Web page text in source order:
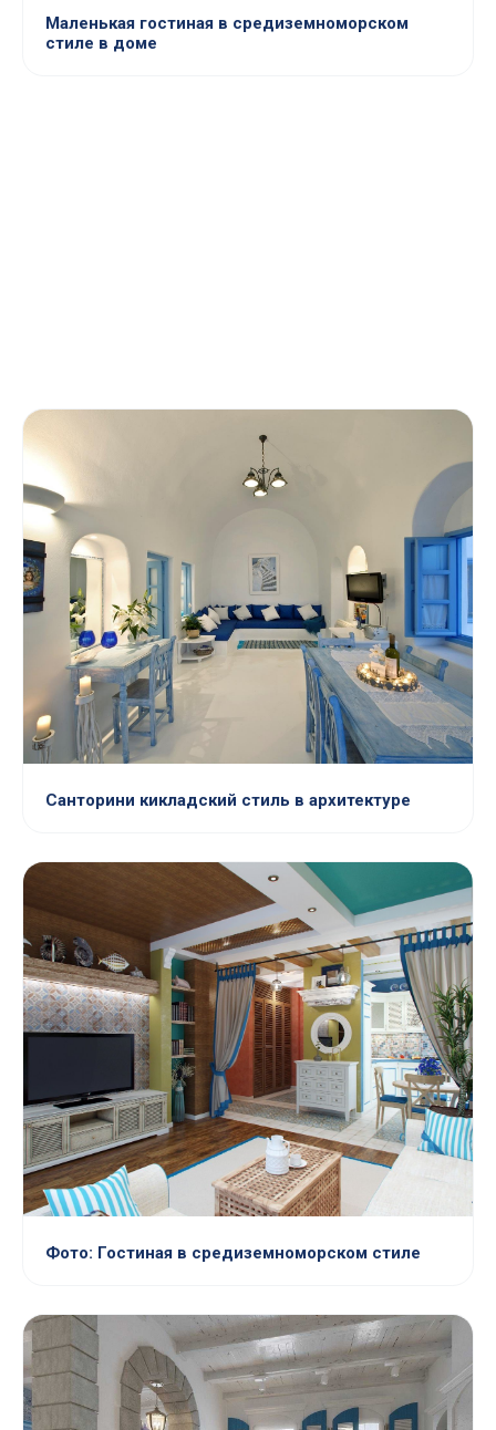
Маленькая гостиная в средиземноморском
стиле в доме
Санторини кикладский стиль в архитектуре
Фото: Гостиная в средиземноморском стиле